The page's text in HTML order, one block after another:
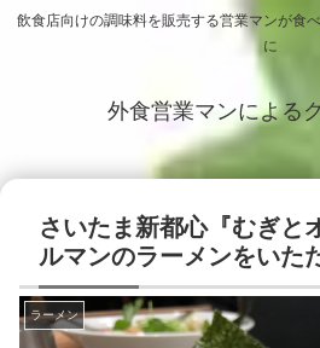
飲食店向けの調味料を販売する営業マンが食
に
外食営業マンによる
さいたま新都心『むぎと
ルマンのラーメンをいた
ラーメン